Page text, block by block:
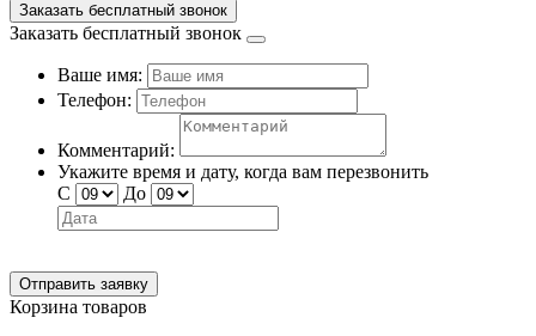
Заказать бесплатный звонок
Заказать бесплатный звонок
Ваше имя:
Телефон:
Комментарий:
Укажите время и дату, когда вам перезвонить
С
До
Отправить заявку
Корзина товаров